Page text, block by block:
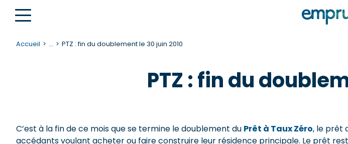
Accueil ... PTZ : fin du doublement le 30 juin 2010
PTZ : fin du
C’est à la fin de ce mois que se termine le doublement du Prêt à Taux Zéro, le prêt
accédants voulant acheter ou faire construire leur résidence principale. Le prêt